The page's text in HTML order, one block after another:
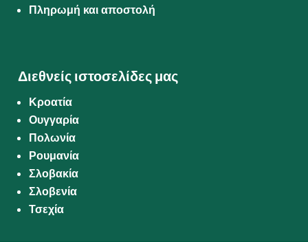
Πληρωμή και αποστολή
Διεθνείς ιστοσελίδες μας
Κροατία
Ουγγαρία
Πολωνία
Ρουμανία
Σλοβακία
Σλοβενία
Τσεχία